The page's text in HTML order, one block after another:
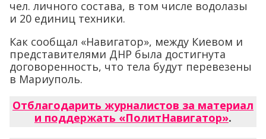
чел. личного состава, в том числе водолазы
и 20 единиц техники.
Как сообщал «Навигатор», между Киевом и
представителями ДНР была достигнута
договоренность, что тела будут перевезены
в Мариуполь.
Отблагодарить журналистов за материал
и поддержать «ПолитНавигатор».